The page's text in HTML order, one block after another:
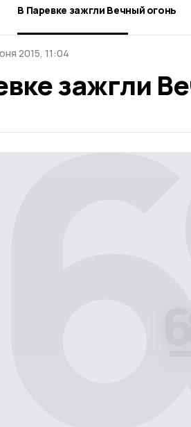
В Паревке зажгли Вечный огонь
2015, 11:04
зажгли